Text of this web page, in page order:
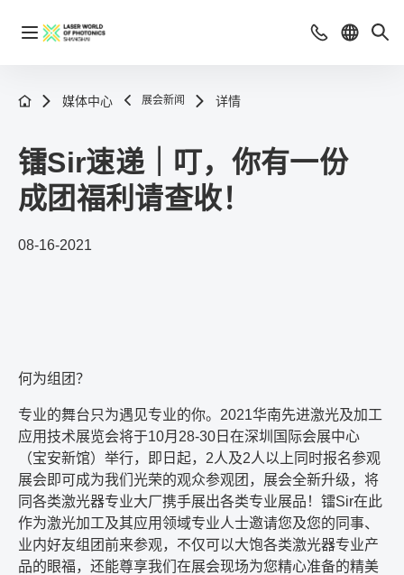
媒体中心 展会新闻 详情
镭Sir速递｜叮，你有一份
成团福利请查收！
08-16-2021
何为组团？
专业的舞台只为遇见专业的你。 2021华南先进激光及加工
应用技术展览会将于10月 28-30 日在深圳国际会展中心
（宝安新馆）举行，即日起， 2人及2人以上同时报名参观
展会即可成为我们光荣的观众参观团，展会全新升级，将
同各类激光器专业大厂携手展出各类专业展品！镭Sir在此
作为激光加工及其应用领域专业人士邀请您及您的同事、
业内好友组团前来参观，不仅可以大饱各类激光器专业产
品的眼福，还能尊享我们在展会现场为您精心准备的精美